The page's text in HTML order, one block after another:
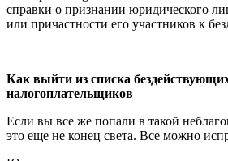
справки о признании юридического
или причастности его участников к
Как выйти из списка
налогоплательщиков
Если вы все же попали в такой
это еще не конец света. Все можно